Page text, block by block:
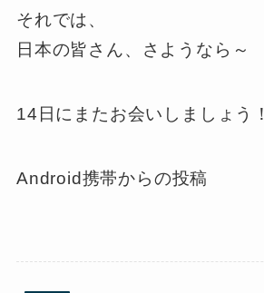
それでは、
日本の皆さん、さようなら～
14日にまたお会いしましょう！
Android携帯からの投稿